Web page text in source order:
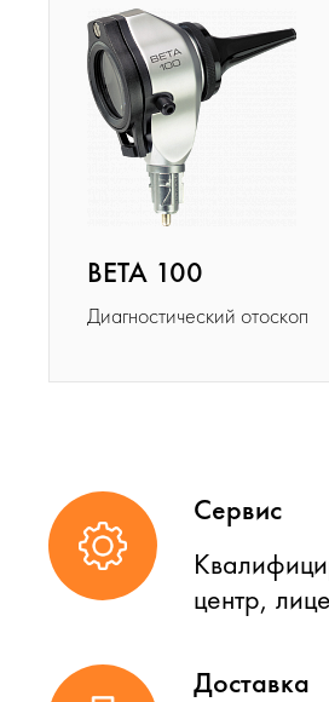
BETA 100
Диагностический отоскоп
Сервис
центр,
Доставка